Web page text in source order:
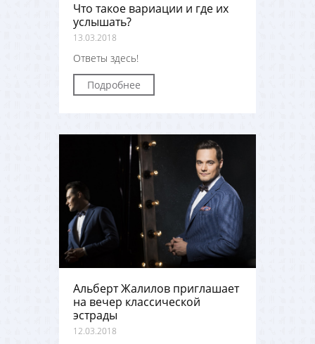
Что такое вариации и где их
услышать?
13.03.2018
Ответы здесь!
Подробнее
Альберт Жалилов приглашает
на вечер классической
эстрады
12.03.2018